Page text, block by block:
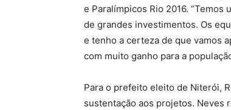
e Paralímpicos Rio 2016. “Temos
de grandes investimentos. Os
e tenho a certeza de que vamos
com muito ganho para a
Para o prefeito eleito de Niterói,
sustentação aos projetos. Neves